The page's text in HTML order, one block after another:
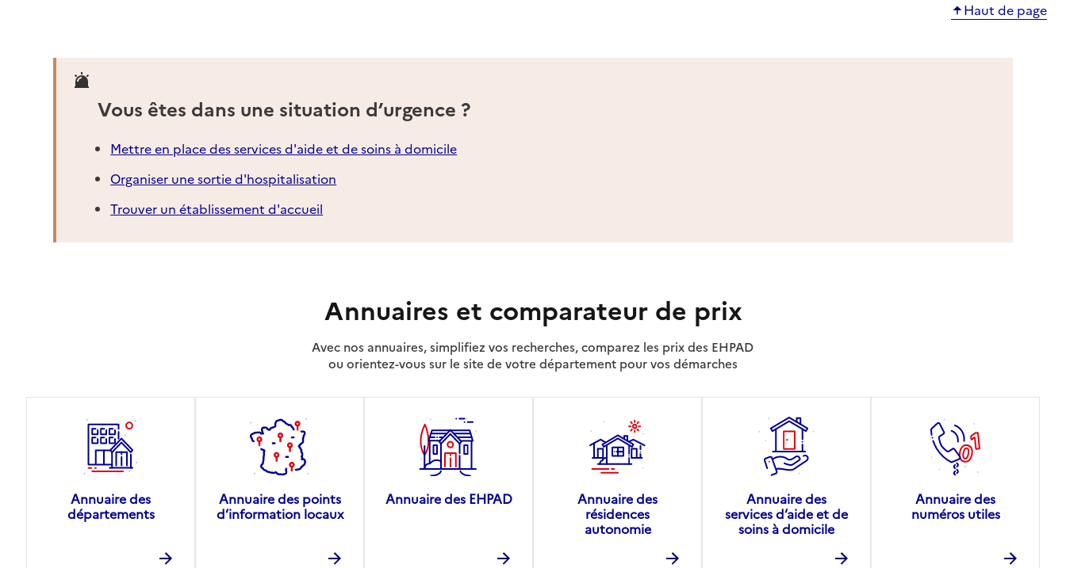
Haut de page
Vous êtes dans une situation d’urgence ?
Mettre en place des services d'aide et de soins à domicile
Organiser une sortie d'hospitalisation
Trouver un établissement d'accueil
Annuaires et comparateur de prix
Avec nos annuaires, simplifiez vos recherches, comparez les prix des EHPAD
ou orientez-vous sur le site de votre département pour vos démarches
Annuaire des
départements
Annuaire des points
d’information locaux
Annuaire des EHPAD
Annuaire des
résidences
autonomie
Annuaire des
services d’aide et de
soins à domicile
Annuaire des
numéros utiles